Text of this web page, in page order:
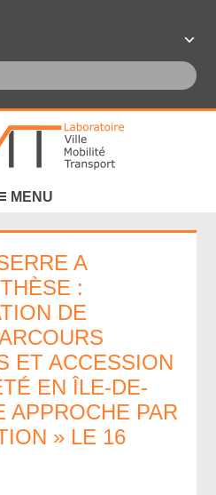
A
:
DE
ET ACCESSION
EN ÎLE-DE-
APPROCHE PAR
» LE 16